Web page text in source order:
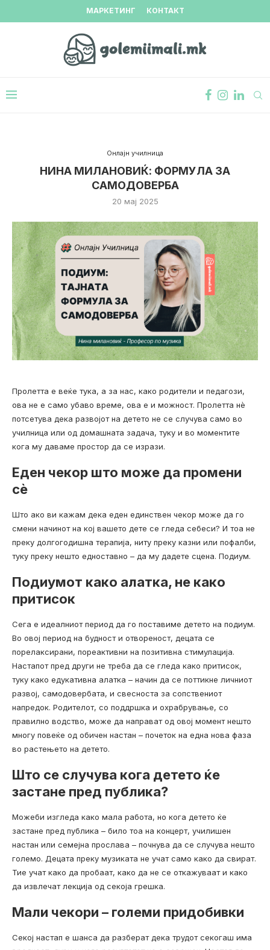
МАРКЕТИНГ КОНТАКТ
Онлајн училница
НИНА МИЛАНОВИЌ: ФОРМУЛА ЗА
САМОДОВЕРБА
20 мај 2025
Пролетта е веќе тука, а за нас, како родители и педагози,
ова не е само убаво време, ова е и можност. Пролетта нè
потсетува дека развојот на детето не се случува само во
училница или од домашната задача, туку и во моментите
кога му даваме простор да се изрази.
Еден чекор што може да промени
сè
Што ако ви кажам дека еден единствен чекор може да го
смени начинот на кој вашето дете се гледа себеси? И тоа не
преку долгогодишна терапија, ниту преку казни или пофалби,
туку преку нешто едноставно – да му дадете сцена. Подиум.
Подиумот како алатка, не како
притисок
Сега е идеалниот период да го поставиме детето на подиум.
Во овој период на будност и отвореност, децата се
порелаксирани, пореактивни на позитивна стимулација.
Настапот пред други не треба да се гледа како притисок,
туку како едукативна алатка – начин да се поттикне личниот
развој, самодовербата, и свесноста за сопствениот
напредок. Родителот, со поддршка и охрабрување, со
правилно водство, може да направат од овој момент нешто
многу повеќе од обичен настан – почеток на една нова фаза
во растењето на детето.
Што се случува кога детето ќе
застане пред публика?
Можеби изгледа како мала работа, но кога детето ќе
застане пред публика – било тоа на концерт, училишен
настан или семејна прослава – почнува да се случува нешто
големо. Децата преку музиката не учат само како да свират.
Тие учат како да пробаат, како да не се откажуваат и како
да извлечат лекција од секоја грешка.
Мали чекори – големи придобивки
Секој настап е шанса да разберат дека трудот секогаш има